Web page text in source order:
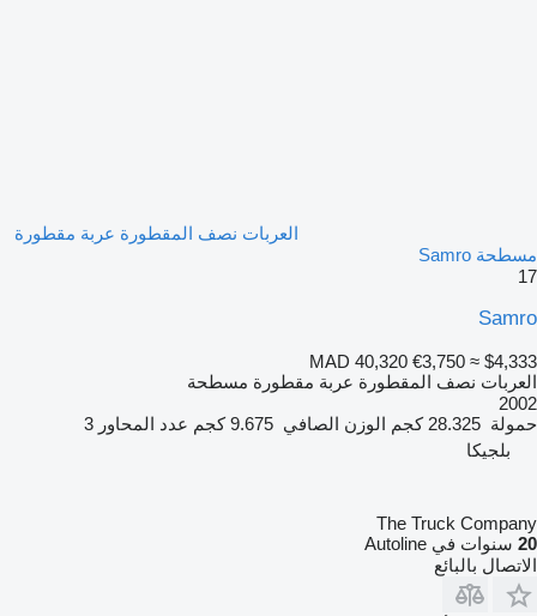
العربات نصف المقطورة عربة مقطورة
مسطحة Samro
17
Samro
MAD 40,320 €3,750 ≈ $4,333
العربات نصف المقطورة عربة مقطورة مسطحة
2002
حمولة 28.325 كجم الوزن الصافي 9.675 كجم عدد المحاور 3
بلجيكا
The Truck Company
20 سنوات في Autoline
الاتصال بالبائع